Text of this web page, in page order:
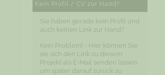
Kein Profil / CV zur Hand?
Sie haben gerade kein Profil und
auch keinen Link zur Hand?
Kein Problem! - Hier können Sie
sie sich den Link zu diesem
Projekt als E-Mail senden lassen
um später darauf zurück zu